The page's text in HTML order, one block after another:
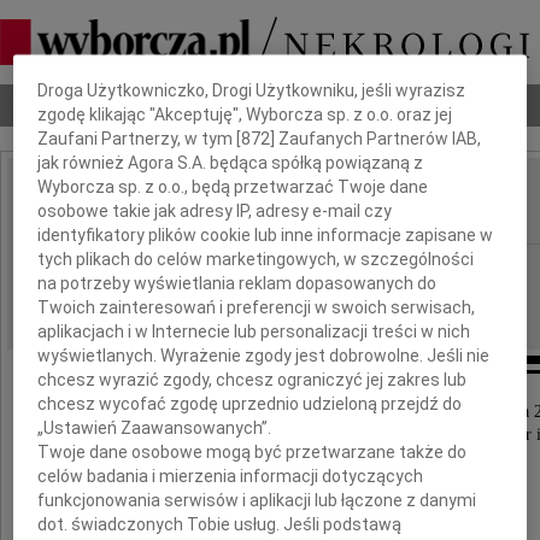
Nekrologi Odeszli Poradnik pogrzebowy
IMIĘ I NAZWISKO: Piotr Dąbrowski
REGION: Poznań
DATA EMISJI: 30.01.2024
Z głębokim żalem zawiadamiamy, że w dniu 14 stycznia
odszedł na zawsze nasz ukochany Mąż, Zięć, Szwagier
Piotr Dąbrowski
Dbamy o Twoją prywatność
Droga Użytkowniczko, Drogi Użytkowniku, jeśli wyrazisz
zgodę klikając "Akceptuję", Wyborcza sp. z o.o. oraz jej
Zaufani Partnerzy, w tym [872 ] Zaufanych Partnerów IAB,
jak również Agora S.A. będąca spółką powiązaną z
Wyborcza sp. z o.o., będą przetwarzać Twoje dane
osobowe takie jak adresy IP, adresy e-mail czy
identyfikatory plików cookie lub inne informacje zapisane w
tych plikach do celów marketingowych, w szczególności
na potrzeby wyświetlania reklam dopasowanych do
Twoich zainteresowań i preferencji w swoich serwisach,
aplikacjach i w Internecie lub personalizacji treści w nich
wyświetlanych. Wyrażenie zgody jest dobrowolne. Jeśli nie
chcesz wyrazić zgody, chcesz ograniczyć jej zakres lub
chcesz wycofać zgodę uprzednio udzieloną przejdź do
„Ustawień Zaawansowanych”.
Twoje dane osobowe mogą być przetwarzane także do
celów badania i mierzenia informacji dotyczących
funkcjonowania serwisów i aplikacji lub łączone z danymi
dot. świadczonych Tobie usług. Jeśli podstawą